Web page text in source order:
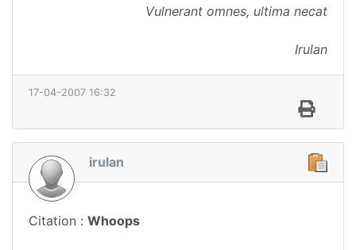
Vulnerant omnes, ultima necat
Irulan
17-04-2007 16:32
irulan
Citation : Whoops